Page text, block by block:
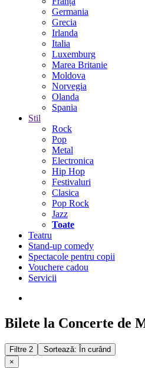
Germania
Grecia
Irlanda
Italia
Luxemburg
Marea Britanie
Moldova
Norvegia
Olanda
Spania
Stil
Rock
Pop
Metal
Electronica
Hip Hop
Festivaluri
Clasica
Pop Rock
Jazz
Toate
Teatru
Stand-up comedy
Spectacole pentru copii
Vouchere cadou
Servicii
Bilete la Concerte de
Filtre 2
Sortează: În curând
×